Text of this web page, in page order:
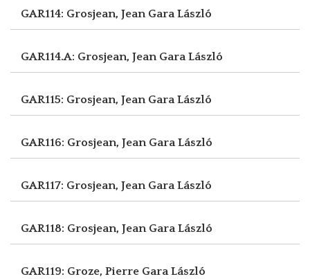
GAR114: Grosjean, Jean Gara László
GAR114.A: Grosjean, Jean Gara László
GAR115: Grosjean, Jean Gara László
GAR116: Grosjean, Jean Gara László
GAR117: Grosjean, Jean Gara László
GAR118: Grosjean, Jean Gara László
GAR119: Groze, Pierre Gara László